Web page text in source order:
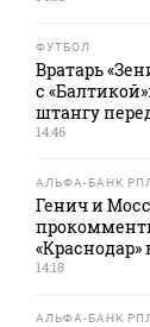
ФУТБОЛ
Вратарь
с
штангу
14:46
АЛЬФА-БАНК
Генич и
14:18
АЛЬФА-БАНК